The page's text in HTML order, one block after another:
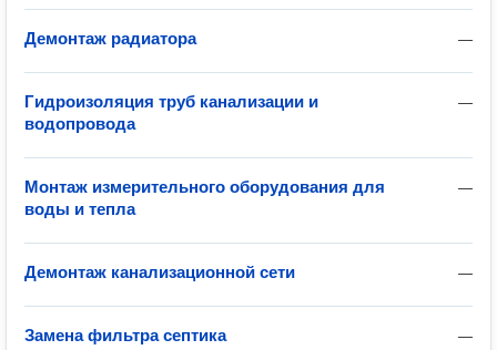
—
Демонтаж радиатора
—
Гидроизоляция труб канализации и
водопровода
—
Монтаж измерительного оборудования для
воды и тепла
—
Демонтаж канализационной сети
—
Замена фильтра септика